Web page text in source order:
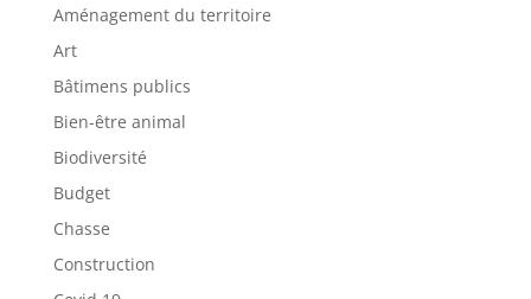
Aménagement du territoire
Art
Bâtimens publics
Bien-être animal
Biodiversité
Budget
Chasse
Construction